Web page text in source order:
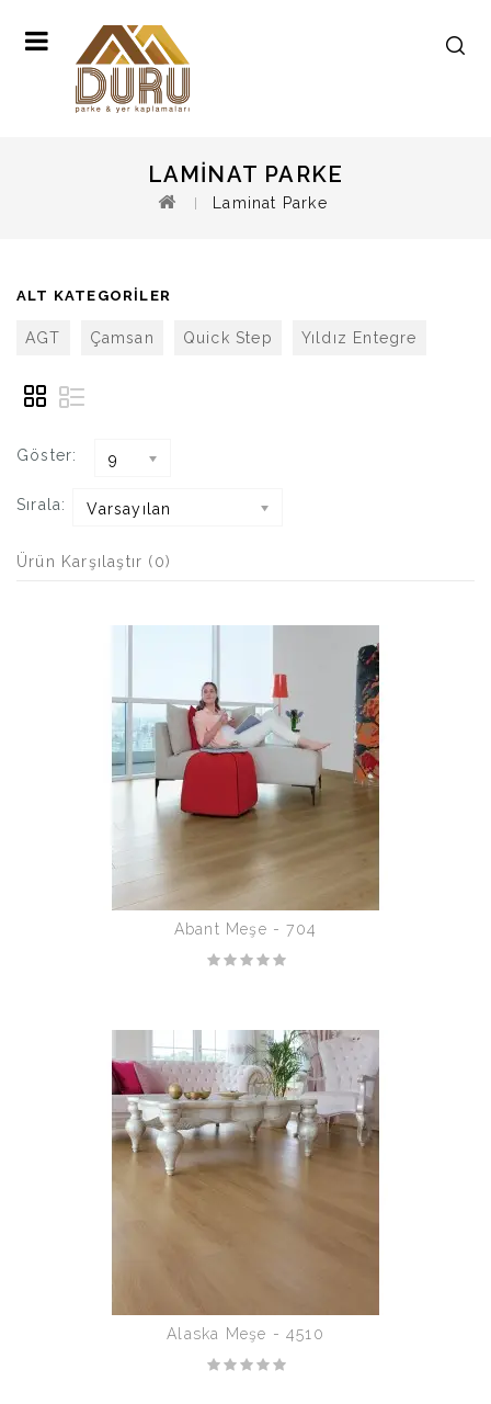
LAMINAT PARKE
Laminat Parke
ALT KATEGORILER
AGT Çamsan Quick Step Yıldız Entegre
Göster: 9
Sırala: Varsayılan
Ürün Karşılaştır (0)
Abant Meşe - 704
Alaska Meşe - 4510